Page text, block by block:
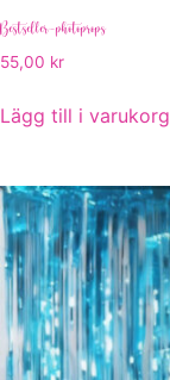
Bestseller-photoprops
55,00 kr
Lägg till i varukorg